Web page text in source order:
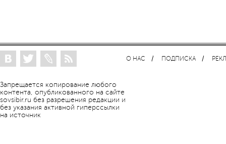
Запрещается копирование любого
контента, опубликованного на сайте
sovsibir.ru без разрешения редакции и
без указания активной гиперссылки
на источник
О НАС ПОДПИСКА